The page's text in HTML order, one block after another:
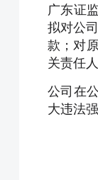
广东证
拟对公
款；对
关责任
公司在
大违法